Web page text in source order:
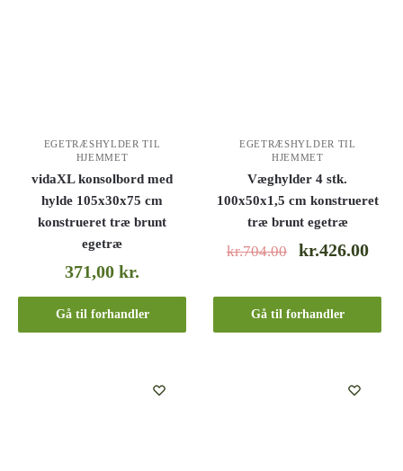
EGETRÆSHYLDER TIL
HJEMMET
vidaXL konsolbord med
hylde 105x30x75 cm
konstrueret træ brunt
egetræ
371,00kr.
Gå til forhandler
EGETRÆSHYLDER TIL
HJEMMET
Væghylder 4 stk.
100x50x1,5 cm konstrueret
træ brunt egetræ
kr.704.00 kr.426.00
Gå til forhandler